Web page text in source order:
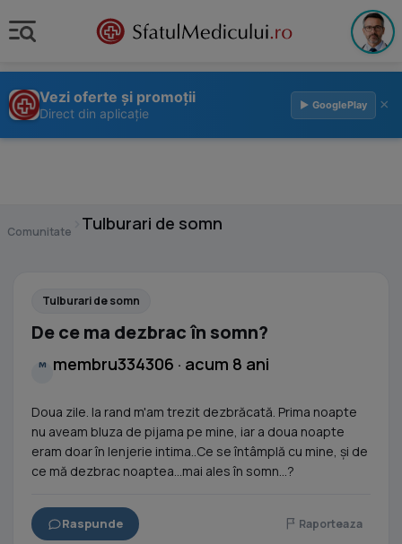
Vezi oferte și promoții
Direct din aplicație
▶ GooglePlay ×
Comunitate Tulburari de somn
Tulburari de somn
De ce ma dezbrac în somn?
M membru334306 · acum 8 ani
Doua zile. la rand m'am trezit dezbrăcată. Prima noapte
nu aveam bluza de pijama pe mine, iar a doua noapte
eram doar în lenjerie intima..Ce se întâmplă cu mine, și de
ce mă dezbrac noaptea...mai ales în somn...?
Raspunde Raporteaza